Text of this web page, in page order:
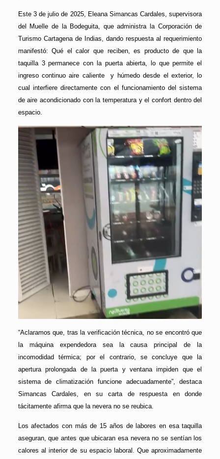
Este 3 de julio de 2025, Eleana Simancas Cardales, supervisora
del Muelle de la Bodeguita, que administra la Corporación de
Turismo Cartagena de Indias, dando respuesta al requerimiento
manifestó: Qué el calor que reciben, es producto de que la
taquilla 3 permanece con la puerta abierta, lo que permite el
ingreso continuo aire caliente y húmedo desde el exterior, lo
cual interfiere directamente con el funcionamiento del sistema
de aire acondicionado con la temperatura y el confort dentro del
espacio.
“Aclaramos que, tras la verificación técnica, no se encontró que
la máquina expendedora sea la causa principal de la
incomodidad térmica; por el contrario, se concluye que la
apertura prolongada de la puerta y ventana impiden que el
sistema de climatización funcione adecuadamente”, destaca
Simancas Cardales, en su carta de respuesta en donde
tácitamente afirma que la nevera no se reubica.
Los afectados con más de 15 años de labores en esa taquilla
aseguran, que antes que ubicaran esa nevera no se sentían los
calores al interior de su espacio laboral. Que aproximadamente